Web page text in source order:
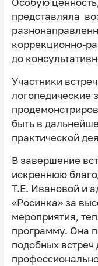
представляла
коррекционно-
до
Участники
логопедические
быть в
практической
В завершение
искреннюю
Т.Е. Ивановой и
«Росинка» за
мероприятия,
программу. Она
подобных